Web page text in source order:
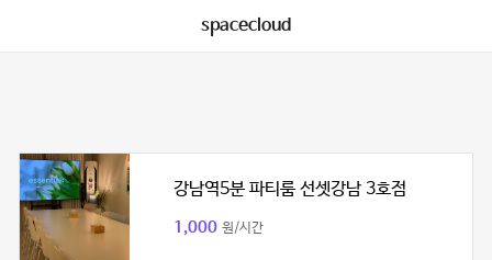
spacecloud
강남역5분 파티룸 선셋강남 3호점
1,000 원/시간